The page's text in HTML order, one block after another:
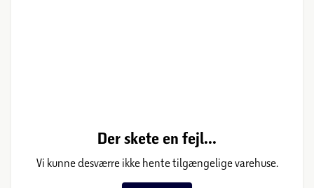
Der skete en fejl...
Vi kunne desværre ikke hente tilgængelige varehuse.